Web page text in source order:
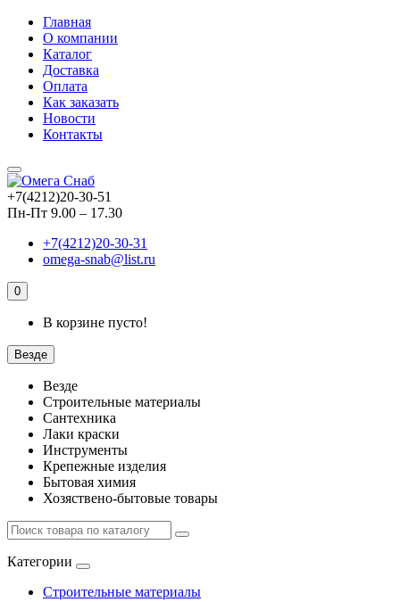
Главная
О компании
Каталог
Доставка
Оплата
Как заказать
Новости
Контакты
+7(4212)20-30-51
Пн-Пт 9.00 – 17.30
+7(4212)20-30-31
omega-snab@list.ru
0
В корзине пусто!
Везде
Везде
Строительные материалы
Сантехника
Лаки краски
Инструменты
Крепежные изделия
Бытовая химия
Хозяствено-бытовые товары
Категории
Строительные материалы